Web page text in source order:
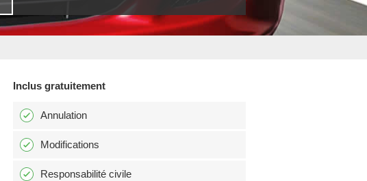
Inclus gratuitement
Annulation
Modifications
Responsabilité civile